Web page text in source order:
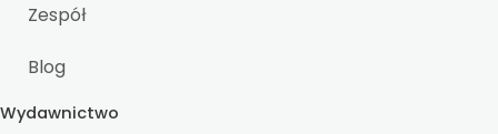
Zespół
Blog
Wydawnictwo